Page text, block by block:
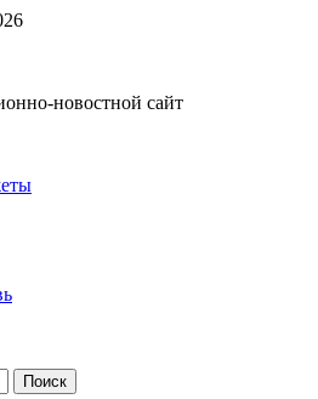
новостной сайт